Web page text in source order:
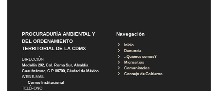
PROCURADURÍA AMBIENTAL Y
DEL ORDENAMIENTO
TERRITORIAL DE LA CDMX
DIRECCIÓN
Medellín 202, Col. Roma Sur, Alcaldía
Cuauhtémoc, C.P. 06700, Ciudad de México
WEB E-MAIL
Correo Institucional
TELÉFONO
Navegación
Inicio
Denuncia
¿Quiénes somos?
Micrositios
Comunicados
Consejo de Gobierno